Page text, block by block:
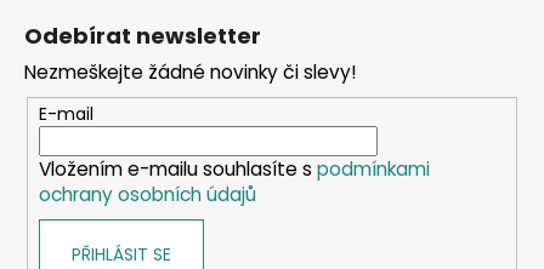
Odebírat newsletter
Nezmeškejte žádné novinky či slevy!
E-mail
Vložením e-mailu souhlasíte s podmínkami
ochrany osobních údajů
PŘIHLÁSIT SE